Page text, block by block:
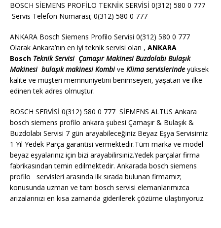
BOSCH SİEMENS PROFİLO TEKNİK SERVİSİ 0(312) 580 0 777
Servis Telefon Numarası; 0(312) 580 0 777
ANKARA Bosch Siemens Profilo Servisi 0(312) 580 0 777
Olarak Ankara’nın en iyi teknik servisi olan , ANKARA
Bosch Teknik Servisi Çamaşır MakinesiBuzdolabı Bulaşık
Makinesi bulaşık makinesiKombive Klima servislerinde yüksek
kalite ve müşteri memnuniyetini benimseyen, yaşatan ve ilke
edinen tek adres olmuştur.
BOSCH SERVİSİ 0(312) 580 0 777 SİEMENS ALTUS Ankara
bosch siemens profilo ankara şubesi Çamaşır & Bulaşık &
Buzdolabı Servisi 7 gün arayabileceğiniz Beyaz Eşya Servisimiz
1 Yıl Yedek Parça garantisi vermektedir.Tüm marka ve model
beyaz eşyalarınız için bizi arayabilirsiniz.Yedek parçalar firma
fabrikasından temin edilmektedir. Ankarada bosch siemens
profilo servisleri arasında ilk sırada bulunan firmamız;
konusunda uzman ve tam bosch servisi elemanlarımızca
arızalarınızı en kısa zamanda giderilerek çözüme ulaştırıyoruz.